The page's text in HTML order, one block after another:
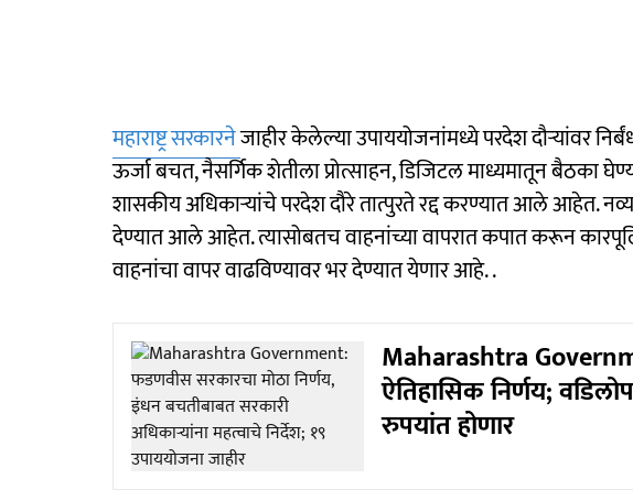
महाराष्ट्र सरकारनेजाहीर केलेल्या उपाययोजनांमध्ये परदेश दौऱ्यांवर
ऊर्जा बचत, नैसर्गिक शेतीला प्रोत्साहन, डिजिटल माध्यमातून बैठका
शासकीय अधिकाऱ्यांचे परदेश दौरे तात्पुरते रद्द करण्यात आले आहेत.
देण्यात आले आहेत. त्यासोबतच वाहनांच्या वापरात कपात करून
वाहनांचा वापर वाढविण्यावर भर देण्यात येणार आहे. .
Maharashtra
ऐतिहासिक निर्णय;
रुपयांत होणार